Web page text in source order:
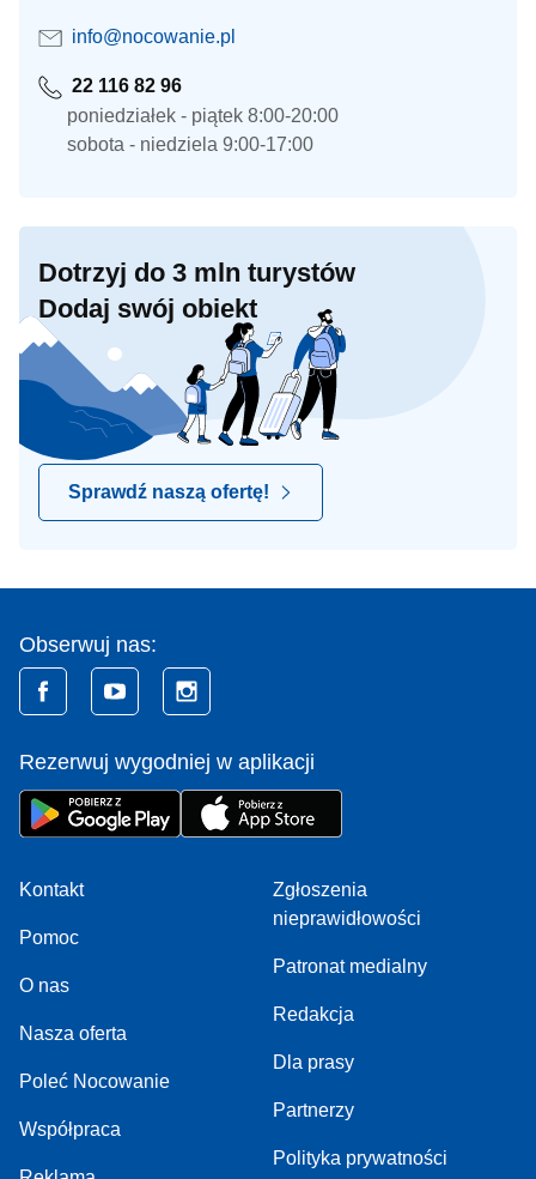
info@nocowanie.pl
22 116 82 96
poniedziałek - piątek 8:00-20:00
sobota - niedziela 9:00-17:00
Dotrzyj do 3 mln turystów
Dodaj swój obiekt
Sprawdź naszą ofertę!
Obserwuj nas:
Rezerwuj wygodniej w aplikacji
Kontakt
Pomoc
O nas
Nasza oferta
Poleć Nocowanie
Współpraca
Zgłoszenia
nieprawidłowości
Patronat medialny
Redakcja
Dla prasy
Partnerzy
Polityka prywatności